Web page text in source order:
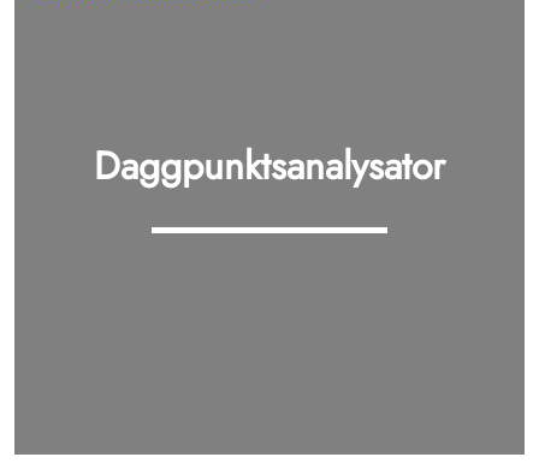
Daggpunktsanalysator